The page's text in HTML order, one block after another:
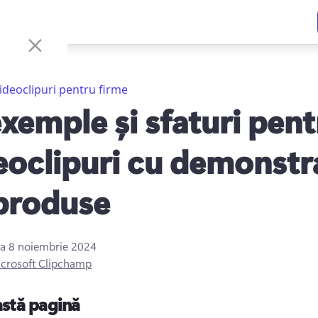
pentru firme
și sfaturi
cu
8 noiembrie 2024
Clipchamp
pagină